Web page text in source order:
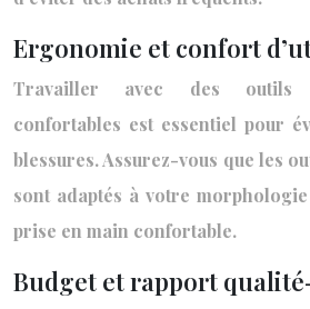
Ergonomie et confort
Travailler avec des outils
confortables est essentiel pour
blessures. Assurez-vous que les
sont adaptés à votre
prise en main confortable.
Budget et rapport